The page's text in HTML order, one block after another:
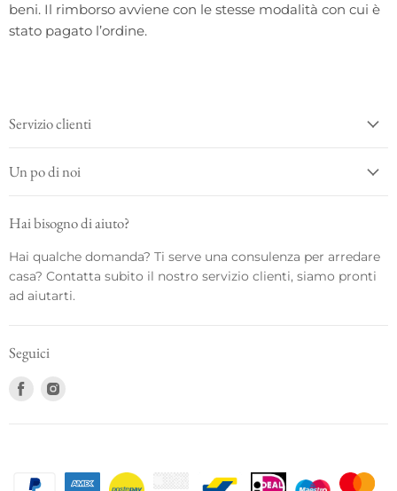
beni. Il rimborso avviene con le stesse modalità con cui è
stato pagato l’ordine.
Servizio clienti
Un po di noi
Hai bisogno di aiuto?
Hai qualche domanda? Ti serve una consulenza per arredare
casa? Contatta subito il nostro servizio clienti, siamo pronti
ad aiutarti.
Seguici
Trovaci